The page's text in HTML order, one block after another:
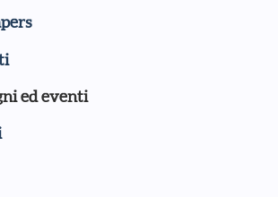
ed eventi